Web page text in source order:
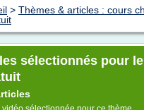
> Thèmes & articles : cours
sélectionnés pour